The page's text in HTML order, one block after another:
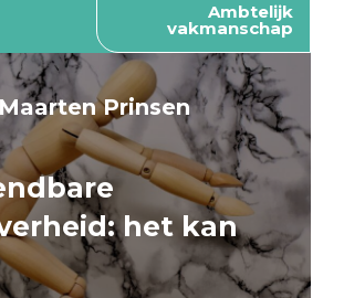
Ambtelijk
vakmanschap
Maarten Prinsen
het kan